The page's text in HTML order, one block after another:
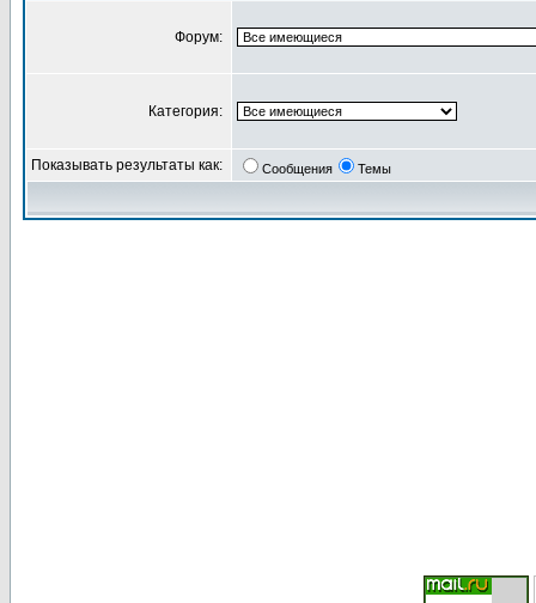
Форум:
Категория:
Показывать результаты как: Сообщения Темы